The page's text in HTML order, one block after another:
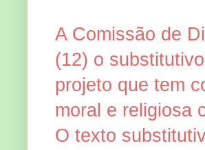
A Comissão de
(12) o
projeto que tem
moral e religiosa
O texto